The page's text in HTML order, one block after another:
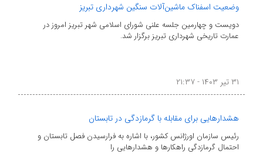
وضعیت اسفناک ماشین‌آلات سنگین شهرداری تبریز
دویست و چهارمین جلسه علنی شورای اسلامی شهر تبریز امروز در
عمارت تاریخی شهرداری تبریز برگزار شد.
۳۱ تیر ۱۴۰۳ - ۲۱:۳۷
هشدارهایی برای مقابله با گرمازدگی در تابستان
رئیس سازمان اورژانس کشور، با اشاره به فرارسیدن فصل تابستان و
احتمال گرمازدگی راهکارها و هشدارهایی را